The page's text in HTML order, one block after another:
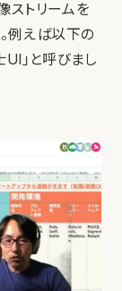
ストリームを
例えば以下の
」と呼びまし